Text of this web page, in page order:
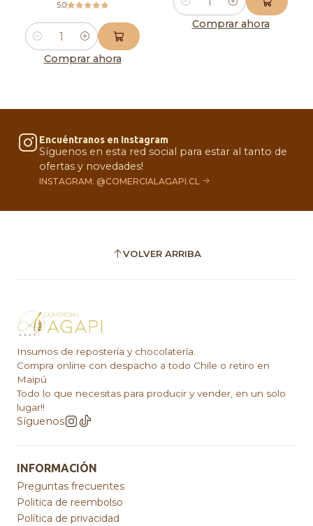
5.0
Cantidad
Comprar ahora
Cantidad
Comprar ahora
Encuéntranos en Instagram
Síguenos en esta red social para estar al tanto de
ofertas y novedades!
INSTAGRAM: @COMERCIALAGAPI.CL
VOLVER ARRIBA
Insumos de repostería y chocolatería.
Compra online con despacho a todo Chile o retiro en
Maipú
Todo lo que necesitas para producir y vender, en un solo
lugar!!
Síguenos
INFORMACIÓN
Preguntas frecuentes
Politica de reembolso
Política de privacidad